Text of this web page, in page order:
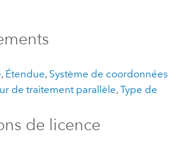
, Étendue, Système de coordonnées
de traitement parallèle, Type de
de licence